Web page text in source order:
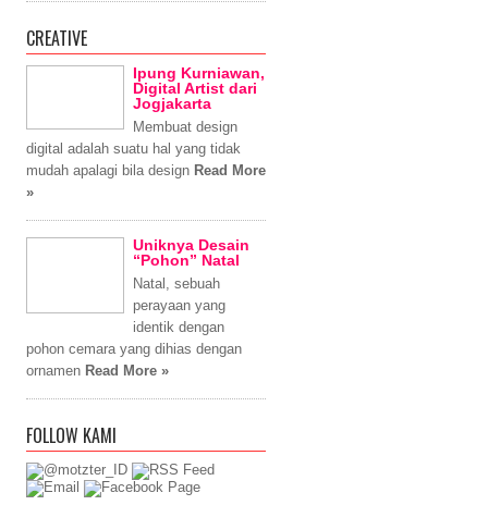
CREATIVE
Ipung Kurniawan,
Digital Artist dari
Jogjakarta
Membuat design
digital adalah suatu hal yang tidak
mudah apalagi bila design Read More
»
Uniknya Desain
“Pohon” Natal
Natal, sebuah
perayaan yang
identik dengan
pohon cemara yang dihias dengan
ornamen Read More »
FOLLOW KAMI